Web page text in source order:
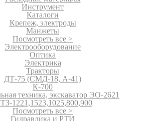
Инструмент
Каталоги
Крепеж, электроды
Манжеты
Посмотреть все >
Электрооборудование
Оптика
Электрика
Тракторы
ДТ-75 (СМД-18, А-41)
К-700
техника, экскаватор ЭО-2621
1221,1523,1025,800,900
Посмотреть все >
Гидравлика и РТИ